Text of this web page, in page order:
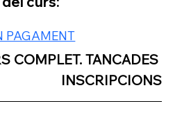
PAGAMENT
COMPLET. TANCADES
INSCRIPCIONS